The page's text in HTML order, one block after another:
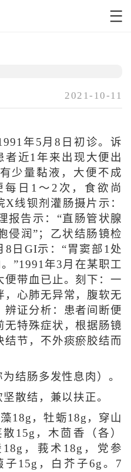
2021-10-11
年5月8日初诊。诉
者近1年来出现大便出
少量黏液，大便不成
日1～2次，食欲尚
线钡剂灌肠摄片示：
报告示：“直肠管状腺
侵润”；乙状结肠镜检
8日GI示：“胃窦部1处
”1991年3月在某职工
便带血已止。刻下：一
心肺无异常，腹软无
证分析：患者间断便
无特殊症状，根据肠镜
节，不外痰瘀胶结而
结肠多发性息肉）。
散结，兼以扶正。
18g，牡蛎18g，穿山
15g，木茴香（各）
，莪术18g，党参
子15g，白芥子6g。7